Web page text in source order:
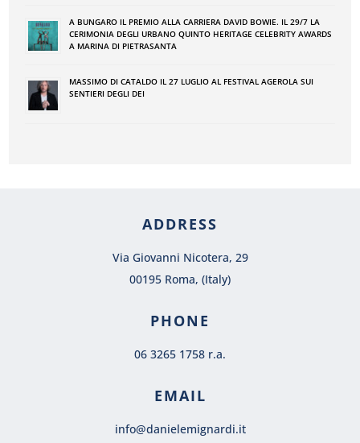
A BUNGARO IL PREMIO ALLA CARRIERA DAVID BOWIE. IL 29/7 LA
CERIMONIA DEGLI URBANO QUINTO HERITAGE CELEBRITY AWARDS
A MARINA DI PIETRASANTA
MASSIMO DI CATALDO IL 27 LUGLIO AL FESTIVAL AGEROLA SUI
SENTIERI DEGLI DEI
ADDRESS
Via Giovanni Nicotera, 29
00195 Roma, (Italy)
PHONE
06 3265 1758 r.a.
EMAIL
info@danielemignardi.it